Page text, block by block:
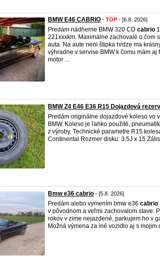
BMW E46 CABRIO - TOP - [6.8. 2026]
Predám nádherne BMW 320 CD cabrio
221xxxkm. Maximálne zachovalé o čom
auta. Na aute neni štipka hrdze ma
výhradne v servise BMW k čomu mám
motor ...
BMW Z4 E46 E36 R15 Dojazdová
Predám originálne dojazdové koleso vo
BMW. Koleso je ľahko použité,
z výroby. Technické parametre R15
Continental Rozmer disku: 3.5J x 15
Bmw e36 cabrio - [5.8. 2026]
Predám alebo vymením bmw e36 cabrio
v pôvodnom a veľmi zachovalom stave.
rokov v zime nejazdené, parkujem ho v
Možná výmena za iné vozidlo aj s mojim